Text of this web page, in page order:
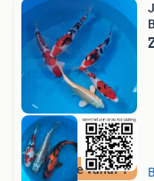
Bied mee vanaf 1